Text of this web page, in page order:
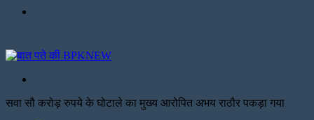
सवा सौ करोड़ रुपये के घोटाले का मुख्य आरोपित अभय राठौर पकड़ा गया